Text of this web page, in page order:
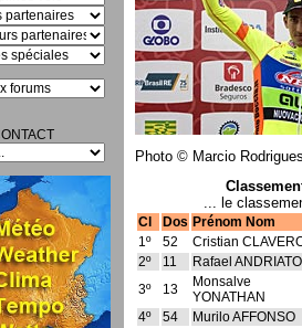
Photo © Marcio
... le
Cl Dos Prénom Nom
1º
52
Cristian
2º
11
Rafael ANDRIATO
3º
13
Monsalve
YONATHAN
4º
54
Murilo AFFONSO